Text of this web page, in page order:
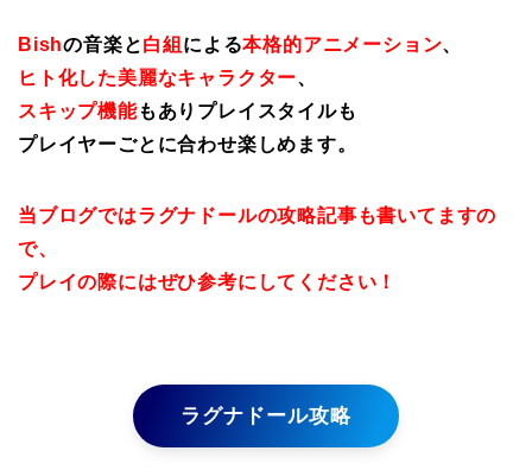
Bishの音楽と白組 による本格的アニメーション、
ヒト化した美麗なキャラクター、
スキップ機能もありプレイスタイルも
プレイヤーごとに合わせ楽しめます。
当ブログではラグナドールの攻略記事も書いてますの
で、
プレイの際にはぜひ参考にしてください！
ラグナドール攻略